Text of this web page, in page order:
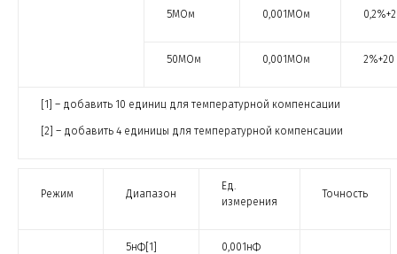
5МОм 0,001МОм
50МОм 0,001МОм 2%+20
[1] – добавить 10 единиц для температурной компенсации
[2] – добавить 4 единицы для температурной компенсации
Режим Диапазон
Ед.
измерения
Точность
5нФ[1]
0,001нФ